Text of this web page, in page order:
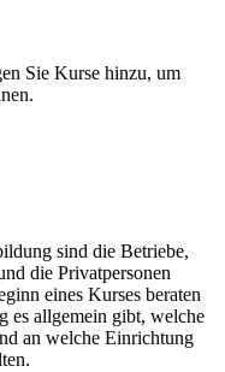
Sie Kurse hinzu, um
sind die Betriebe,
die Privatpersonen
eines Kurses beraten
es allgemein gibt, welche
an welche Einrichtung